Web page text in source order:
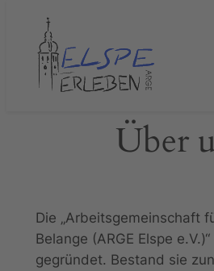
springen
Über
Die „Arbeitsgemeinschaft
Belange (ARGE Elspe
gegründet. Bestand sie